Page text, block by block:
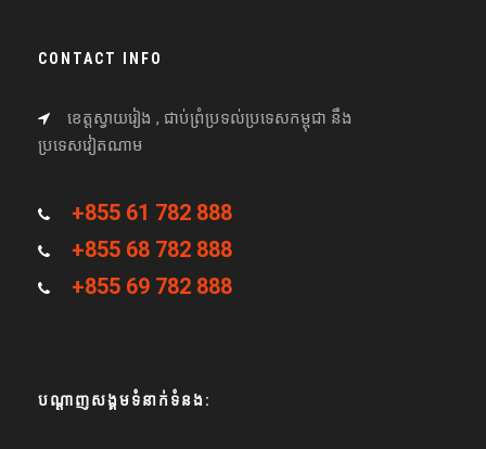
CONTACT INFO
ខេត្តស្វាយរៀង , ជាប់ព្រំប្រទល់ប្រទេសកម្ពុជា នឹង
ប្រទេសវៀតណាម
+855 61 782 888
+855 68 782 888
+855 69 782 888
បណ្តាញសង្គមទំនាក់ទំនង: